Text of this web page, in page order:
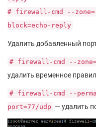
# firewall-cmd --
block=echo-reply
Удалить добавленный
# firewall-cmd --
удалить временное
# firewall-cmd --
port=77/udp — удалить